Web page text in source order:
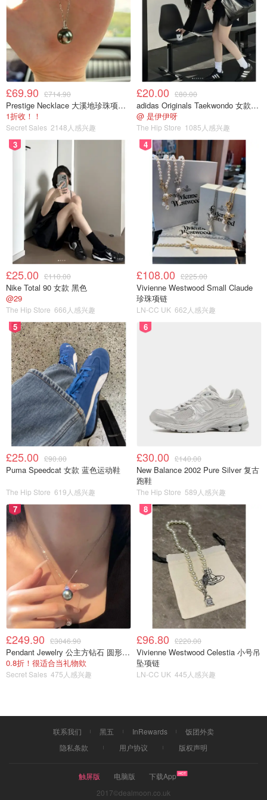
然而我根本做不到阿!!
自从家里有了这批囤货，我每天都在喝与不喝之间挣扎着。
喝了会自责，不喝又难过，接着整个人就陷入到无论喝或不
喝都会不开心的死胡同。。事实就是，我的自制力可以控制
住我不喝奶茶，却完全控制不住我因没喝到奶茶而悲伤的情
绪。
为了让自己尽快从这种消极的状态中挣脱出来，我只有重新
调整了规划: 制定了另一个版本的保一争二(在每天最多只喝
一杯保底的情况下，争取做到每两天喝一杯)，关键是等这
波喝完坚决不再买了。
无比沉重的绊脚石
终于要结束这个沉重的话题了!最后祝你们都能减肥成功，
可表像我这么南了。
21天自律计划
£69.90 £714.90
Prestige Necklace 大溪地珍珠项链 10-11mm
1折收！！
Secret Sales 2148人感兴趣
£20.00 £80.00
adidas Originals Taekwondo 女款黑色运动鞋
@ 是伊伊呀
The Hip Store 1085人感兴趣
3
£25.00 £110.00
Nike Total 90 女款 黑色
@29
The Hip Store 666人感兴趣
4
£108.00 £225.00
Vivienne Westwood Small Claude
珍珠项链
LN-CC UK 662人感兴趣
5
£25.00 £90.00
Puma Speedcat 女款 蓝色运动鞋
The Hip Store 619人感兴趣
6
£30.00 £140.00
New Balance 2002 Pure Silver 复古
跑鞋
The Hip Store 589人感兴趣
7
£249.90 £3046.90
Pendant Jewelry 公主方钻石 圆形大溪地珍珠吊坠 11-12mm
0.8折！很适合当礼物欸
Secret Sales 475人感兴趣
8
£96.80 £220.00
Vivienne Westwood Celestia 小号吊
坠项链
LN-CC UK 445人感兴趣
联系我们 黑五 InRewards
饭团外卖
隐私条款
用户协议 版权声明
触屏版 电脑版
下载App
2017©dealmoon.co.uk